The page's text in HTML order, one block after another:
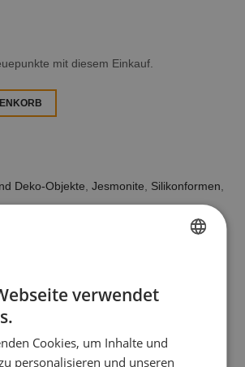
mit diesem Einkauf.
Deko-Objekte Jesmonite Silikonformen
Zubehör
DUTCH
GERMAN
verwendet
Cookies, um Inhalte und
personalisieren und unseren